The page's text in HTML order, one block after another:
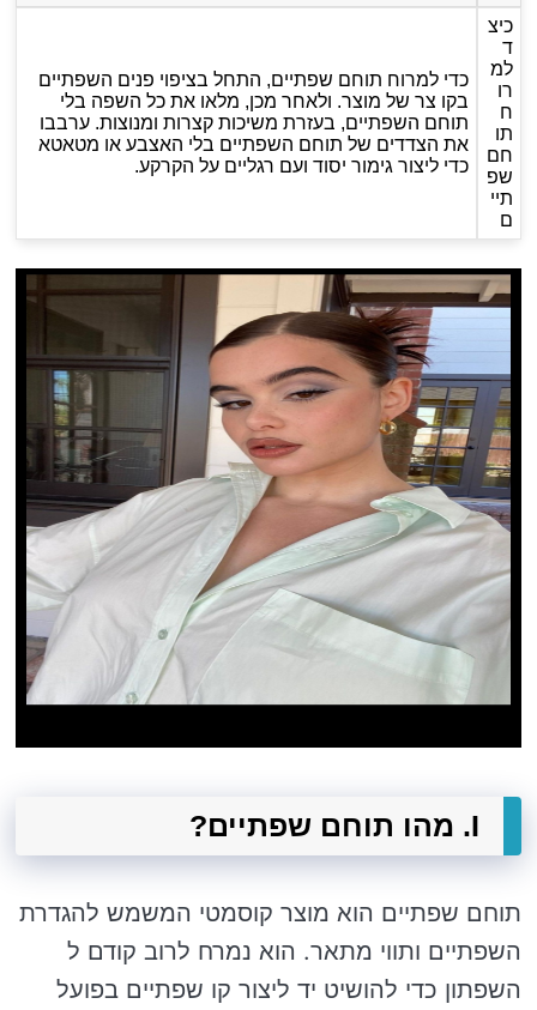
כיצ
ד
למ
רו
ח
תו
חם
שפ
תיי
ם
כדי למרוח תוחם שפתיים, התחל בציפוי פנים השפתיים
בקו צר של מוצר. ולאחר מכן, מלאו את כל השפה בלי
תוחם השפתיים, בעזרת משיכות קצרות ומנוצות. ערבבו
את הצדדים של תוחם השפתיים בלי האצבע או מטאטא
כדי ליצור גימור יסוד ועם רגליים על הקרקע.
I. מהו תוחם שפתיים?
תוחם שפתיים הוא מוצר קוסמטי המשמש להגדרת
השפתיים ותווי מתאר. הוא נמרח לרוב קודם ל
השפתון כדי להושיט יד ליצור קו שפתיים בפועל